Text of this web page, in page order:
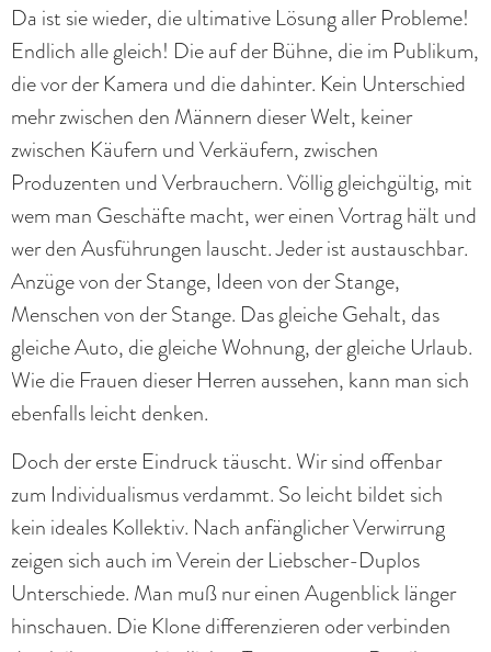
Da ist sie wieder, die ultimative Lösung aller Probleme!
Endlich alle gleich! Die auf der Bühne, die im Publikum,
die vor der Kamera und die dahinter. Kein Unterschied
mehr zwischen den Männern dieser Welt, keiner
zwischen Käufern und Verkäufern, zwischen
Produzenten und Verbrauchern. Völlig gleichgültig, mit
wem man Geschäfte macht, wer einen Vortrag hält und
wer den Ausführungen lauscht. Jeder ist austauschbar.
Anzüge von der Stange, Ideen von der Stange,
Menschen von der Stange. Das gleiche Gehalt, das
gleiche Auto, die gleiche Wohnung, der gleiche Urlaub.
Wie die Frauen dieser Herren aussehen, kann man sich
ebenfalls leicht denken.
Doch der erste Eindruck täuscht. Wir sind offenbar
zum Individualismus verdammt. So leicht bildet sich
kein ideales Kollektiv. Nach anfänglicher Verwirrung
zeigen sich auch im Verein der Liebscher-Duplos
Unterschiede. Man muß nur einen Augenblick länger
hinschauen. Die Klone differenzieren oder verbinden